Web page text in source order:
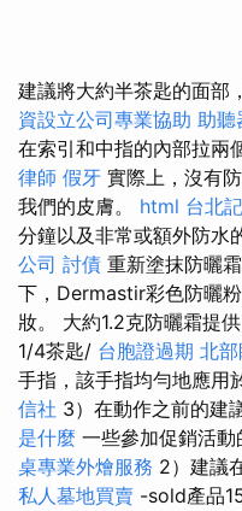
建議將大約半茶匙的面部
資設立公司專業協助 助聽
在索引和中指的內部拉兩
律師 假牙 實際上，沒有
我們的皮膚。 html 台北
分鐘以及非常或額外防水
公司 討債 重新塗抹防曬
下，Dermastir彩色防曬
妝。 大約1.2克防曬霜提
1/4茶匙/ 台胞證過期 北
手指，該手指均勻地應用
信社 3）在動作之前的建
是什麼 一些參加促銷活動
桌專業外燴服務 2）建議
私人墓地買賣 -sold產品